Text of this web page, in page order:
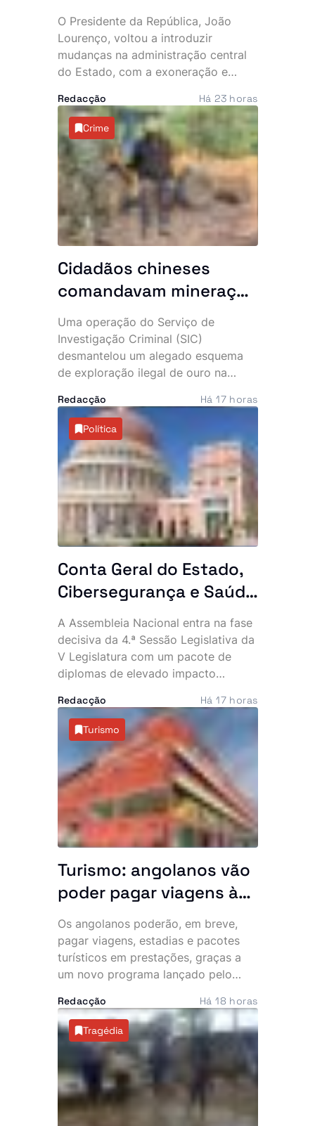
altos responsáveis do
Estado
O Presidente da República, João
Lourenço, voltou a introduzir
mudanças na administração central
do Estado, com a exoneração e
numa remodelação que abrange o
Ministério das Relações Exteriores, o
Governo Provincial do Cuanza Sul e
o sector do turismo.
Redacção Há 23 horas
Crime
Cidadãos chineses
comandavam mineração
clandestina: 10 detidos
e maquinaria pesada
apreendida no Uíge
Uma operação do Serviço de
Investigação Criminal (SIC)
desmantelou um alegado esquema
de exploração ilegal de ouro na
detenção de 10 suspeitos, entre os
quais dois cidadãos chineses. A
acção permitiu ainda apreender
maquinaria pesada e vários
equipamentos utilizados na
actividade clandestina.
Redacção Há 17 horas
Política
Conta Geral do Estado,
Cibersegurança e Saúde
na agenda das últimas
plenárias
A Assembleia Nacional entra na fase
decisiva da 4.ª Sessão Legislativa da
V Legislatura com um pacote de
diplomas de elevado impacto
12 e 14 de Agosto, os deputados vão
apreciar a Conta Geral do Estado de
2024, votar leis estruturantes e
decidir matérias ligadas à
organização eleitoral e à cooperação
internacional.
Redacção Há 17 horas
Turismo
Turismo: angolanos vão
poder pagar viagens às
prestações
Os angolanos poderão, em breve,
pagar viagens, estadias e pacotes
turísticos em prestações, graças a
um novo programa lançado pelo
pretende tornar o turismo interno
mais acessível e impulsionar o
sector. A primeira fase da iniciativa
arrancou com a integração de
operadores turísticos no novo
sistema de pagamento.
Redacção Há 18 horas
Tragédia